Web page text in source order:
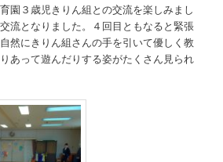
園３歳児きりん組との交流を楽しみまし
流となりました。４回目ともなると緊張
然にきりん組さんの手を引いて優しく教
あって遊んだりする姿がたくさん見られ